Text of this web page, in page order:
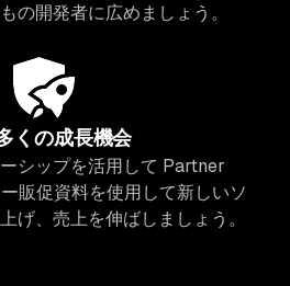
の開発者に広めましょう。
くの成長機会
シップを活用して Partner
販促資料を使用して新しいソ
げ、売上を伸ばしましょう。